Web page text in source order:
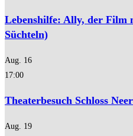
Lebenshilfe: Ally, der Film
Süchteln)
Aug. 16
17:00
Theaterbesuch Schloss
Aug. 19